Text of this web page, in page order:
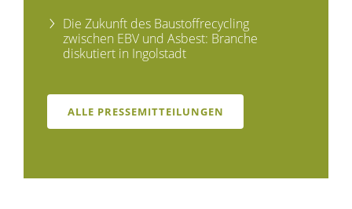
Die Zukunft des Baustoffrecycling
zwischen EBV und Asbest: Branche
diskutiert in Ingolstadt
ALLE PRESSEMITTEILUNGEN